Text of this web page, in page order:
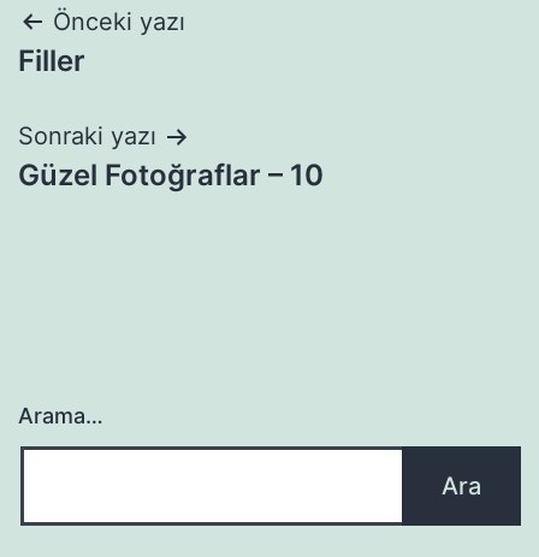
Yazı
gezinmesi
Önceki yazı
Filler
Sonraki yazı
Güzel Fotoğraflar – 10
Arama…